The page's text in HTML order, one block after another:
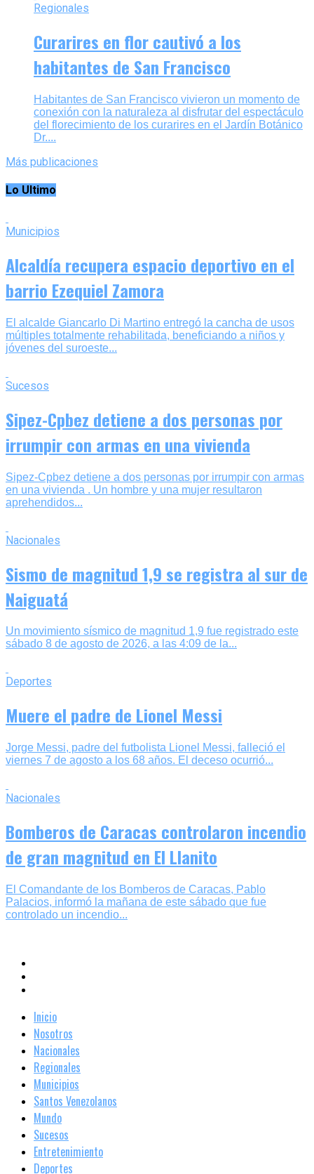
Regionales
Curarires en flor cautivó a los
habitantes de San Francisco
Habitantes de San Francisco vivieron un momento de
conexión con la naturaleza al disfrutar del espectáculo
del florecimiento de los curarires en el Jardín Botánico
Dr....
Más publicaciones
Lo Ultimo
Municipios
Alcaldía recupera espacio deportivo en el
barrio Ezequiel Zamora
‎El alcalde Giancarlo Di Martino entregó la cancha de usos
múltiples totalmente rehabilitada, beneficiando a niños y
jóvenes del suroeste...
Sucesos
Sipez-Cpbez detiene a dos personas por
irrumpir con armas en una vivienda
Sipez-Cpbez detiene a dos personas por irrumpir con armas
en una vivienda . Un hombre y una mujer resultaron
aprehendidos...
Nacionales
Sismo de magnitud 1,9 se registra al sur de
Naiguatá
Un movimiento sísmico de magnitud 1,9 fue registrado este
sábado 8 de agosto de 2026, a las 4:09 de la...
Deportes
Muere el padre de Lionel Messi
Jorge Messi, padre del futbolista Lionel Messi, falleció el
viernes 7 de agosto a los 68 años. El deceso ocurrió...
Nacionales
Bomberos de Caracas controlaron incendio
de gran magnitud en El Llanito
El Comandante de los Bomberos de Caracas, Pablo
Palacios, informó la mañana de este sábado que fue
controlado un incendio...
Inicio
Nosotros
Nacionales
Regionales
Municipios
Santos Venezolanos
Mundo
Sucesos
Entretenimiento
Deportes